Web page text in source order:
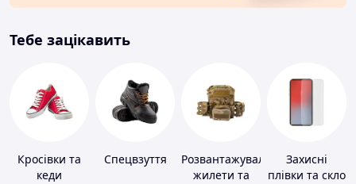
Тебе зацікавить
Кросівки та
кеди
Спецвзуття
Розвантажувальні
жилети та
Захисні
плівки та скло